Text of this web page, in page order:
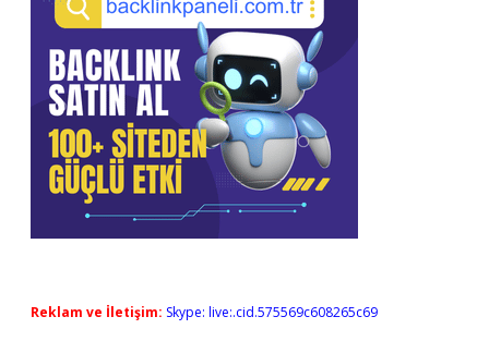
Reklam ve İletişim: Skype: live:.cid.575569c608265c69